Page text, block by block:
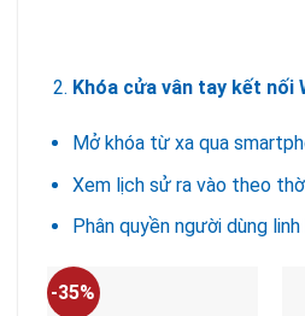
Khóa cửa vân tay kết nối
Mở khóa từ xa qua
Xem lịch sử ra vào theo
Phân quyền người dùng
-35%